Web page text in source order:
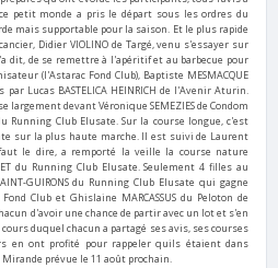
petit monde a pris le départ sous les ordres du
mais supportable pour la saison. Et le plus rapide
Didier VIOLINO de Targé, venu s'essayer sur
dit, de se remettre à l'apéritif et au barbecue pour
(l'Astarac Fond Club), Baptiste MESMACQUE
Lucas BASTELICA HEINRICH de l'Avenir Aturin.
largement devant Véronique SEMEZIES de Condom
Running Club Elusate. Sur la course longue, c'est
sur la plus haute marche. Il est suivi de Laurent
faut le dire, a remporté la veille la course nature
du Running Club Elusate. Seulement 4 filles au
GUIRONS du Running Club Elusate qui gagne
Club et Ghislaine MARCASSUS du Peloton de
d'avoir une chance de partir avec un lot et s'en
duquel chacun a partagé ses avis, ses courses
en ont profité pour rappeler quils étaient dans
prévue le 11 août prochain.